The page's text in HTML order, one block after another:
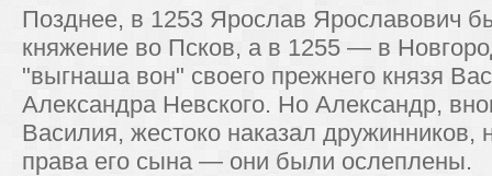
Позднее, в 1253 Ярослав Ярославович
княжение во Псков, а в 1255 — в
"выгнаша вон" своего прежнего князя
Александра Невского. Но Александр,
Василия, жестоко наказал дружинников,
права его сына — они были ослеплены.